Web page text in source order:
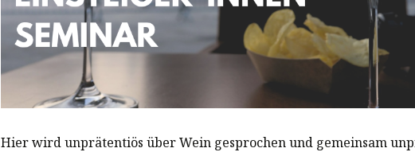
Hier wird unprätentiös über Wein gesprochen und gemeinsam